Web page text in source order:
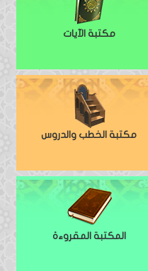
مكتبة الآيات
مكتبة الخطب والدروس
المكتبة المقروءة